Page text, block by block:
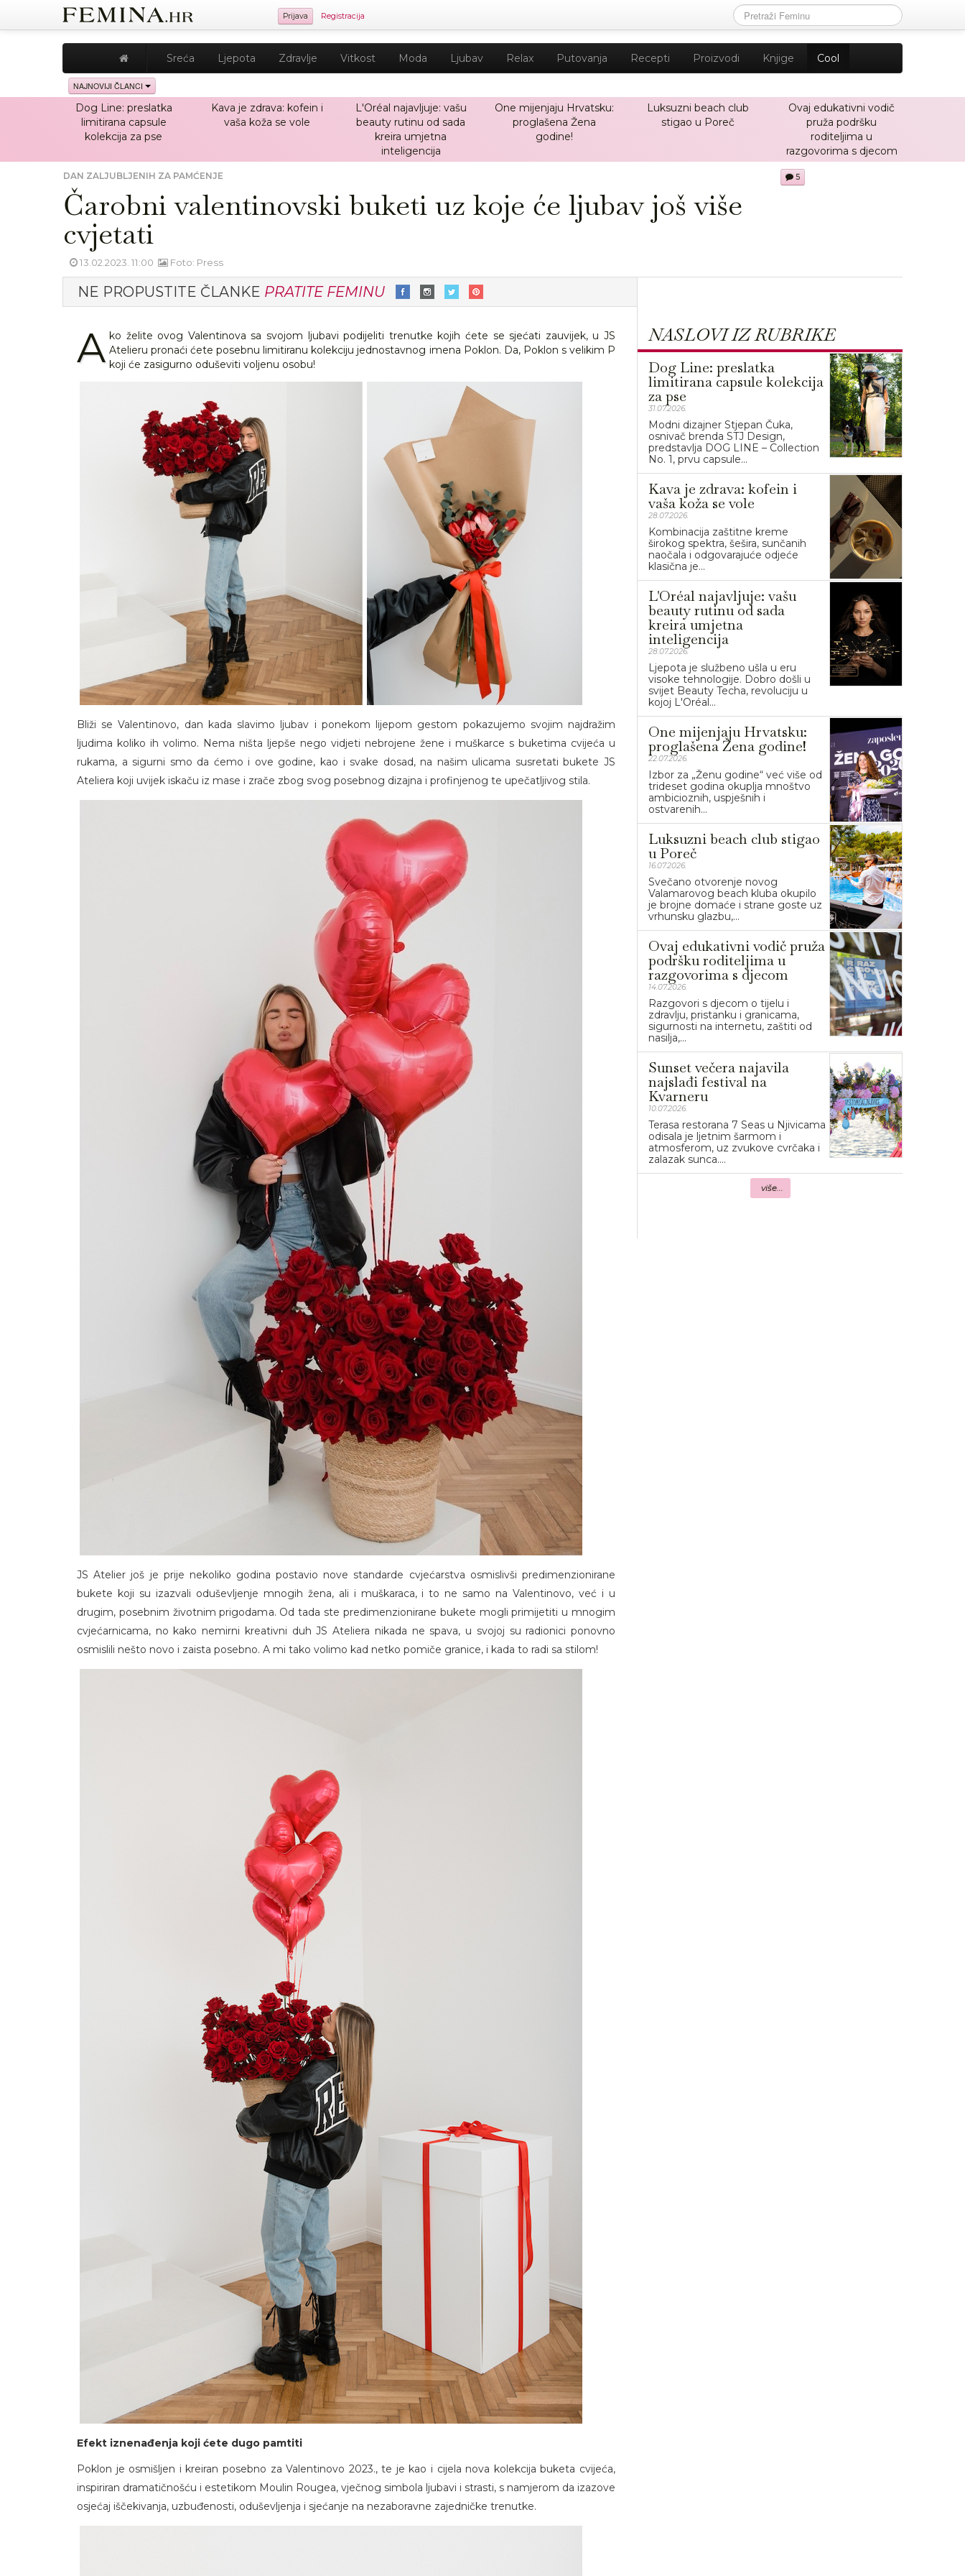
Prijava Registracija
Sreća Ljepota Zdravlje Vitkost Moda Ljubav Relax Putovanja Recepti Proizvodi Knjige Cool
NAJNOVIJI ČLANCI
Dog Line: preslatka
limitirana capsule
kolekcija za pse
Kava je zdrava: kofein i
vaša koža se vole
L'Oréal najavljuje: vašu
beauty rutinu od sada
kreira umjetna
inteligencija
One mijenjaju Hrvatsku:
proglašena Žena
godine!
Luksuzni beach club
stigao u Poreč
Ovaj edukativni vodič
pruža podršku
roditeljima u
razgovorima s djecom
DAN ZALJUBLJENIH ZA PAMĆENJE
Čarobni valentinovski buketi uz koje će ljubav još više
cvjetati
5
13.02.2023. 11:00 Foto: Press
NE PROPUSTITE ČLANKE PRATITE FEMINU
A ko želite ovog Valentinova sa svojom ljubavi podijeliti trenutke kojih ćete se sjećati zauvijek, u JS
Atelieru pronaći ćete posebnu limitiranu kolekciju jednostavnog imena Poklon. Da, Poklon s velikim P
koji će zasigurno oduševiti voljenu osobu!
Bliži se Valentinovo, dan kada slavimo ljubav i ponekom lijepom gestom pokazujemo svojim najdražim
ljudima koliko ih volimo. Nema ništa ljepše nego vidjeti nebrojene žene i muškarce s buketima cvijeća u
rukama, a sigurni smo da ćemo i ove godine, kao i svake dosad, na našim ulicama susretati bukete JS
Ateliera koji uvijek iskaču iz mase i zrače zbog svog posebnog dizajna i profinjenog te upečatljivog stila.
JS Atelier još je prije nekoliko godina postavio nove standarde cvjećarstva osmislivši predimenzionirane
bukete koji su izazvali oduševljenje mnogih žena, ali i muškaraca, i to ne samo na Valentinovo, već i u
drugim, posebnim životnim prigodama. Od tada ste predimenzionirane bukete mogli primijetiti u mnogim
cvjećarnicama, no kako nemirni kreativni duh JS Ateliera nikada ne spava, u svojoj su radionici ponovno
osmislili nešto novo i zaista posebno. A mi tako volimo kad netko pomiče granice, i kada to radi sa stilom!
Efekt iznenađenja koji ćete dugo pamtiti
Poklon je osmišljen i kreiran posebno za Valentinovo 2023., te je kao i cijela nova kolekcija buketa cvijeća,
inspiriran dramatičnošću i estetikom Moulin Rougea, vječnog simbola ljubavi i strasti, s namjerom da izazove
osjećaj iščekivanja, uzbuđenosti, oduševljenja i sjećanje na nezaboravne zajedničke trenutke.
NASLOVI IZ RUBRIKE
Dog Line: preslatka
limitirana capsule kolekcija
za pse
31.07.2026.
Modni dizajner Stjepan Čuka,
osnivač brenda STJ Design,
predstavlja DOG LINE – Collection
No. 1, prvu capsule...
Kava je zdrava: kofein i
vaša koža se vole
28.07.2026.
Kombinacija zaštitne kreme
širokog spektra, šešira, sunčanih
naočala i odgovarajuće odjeće
klasična je...
L'Oréal najavljuje: vašu
beauty rutinu od sada
kreira umjetna
inteligencija
28.07.2026.
Ljepota je službeno ušla u eru
visoke tehnologije. Dobro došli u
svijet Beauty Techa, revoluciju u
kojoj L'Oréal...
One mijenjaju Hrvatsku:
proglašena Žena godine!
22.07.2026.
Izbor za „Ženu godine“ već više od
trideset godina okuplja mnoštvo
ambicioznih, uspješnih i
ostvarenih...
Luksuzni beach club stigao
u Poreč
16.07.2026.
Svečano otvorenje novog
Valamarovog beach kluba okupilo
je brojne domaće i strane goste uz
vrhunsku glazbu,...
Ovaj edukativni vodič pruža
podršku roditeljima u
razgovorima s djecom
14.07.2026.
Razgovori s djecom o tijelu i
zdravlju, pristanku i granicama,
sigurnosti na internetu, zaštiti od
nasilja,...
Sunset večera najavila
najslađi festival na
Kvarneru
10.07.2026.
Terasa restorana 7 Seas u Njivicama
odisala je ljetnim šarmom i
atmosferom, uz zvukove cvrčaka i
zalazak sunca....
više...